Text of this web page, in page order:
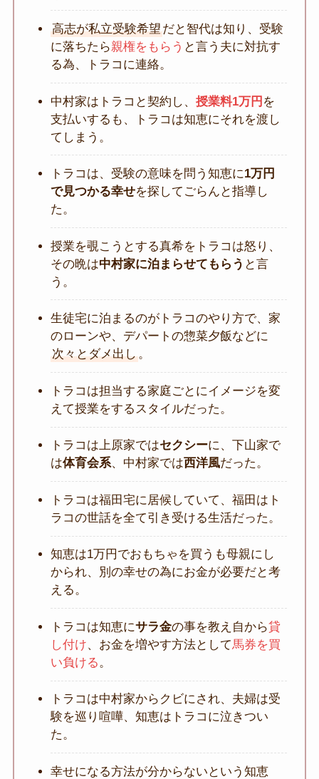
高志が私立受験希望だと智代は知り、受験
に落ちたら親権をもらう と言う夫に対抗す
る為、トラコに連絡。
中村家はトラコと契約し、 授業料1万円 を
支払いするも、トラコは知恵にそれを渡し
てしまう。
トラコは、受験の意味を問う知恵に1万円
で見つかる幸せを探してごらんと指導し
た。
授業を覗こうとする真希をトラコは怒り、
その晩は中村家に泊まらせてもらう と言
う。
生徒宅に泊まるのがトラコのやり方で、家
のローンや、デパートの惣菜夕飯などに
次々とダメ出し。
トラコは担当する家庭ごとにイメージを変
えて授業をするスタイルだった。
トラコは上原家ではセクシーに、下山家で
は体育会系、中村家では西洋風だった。
トラコは福田宅に居候していて、福田はト
ラコの世話を全て引き受ける生活だった。
知恵は1万円でおもちゃを買うも母親にし
かられ、別の幸せの為にお金が必要だと考
える。
トラコは知恵にサラ金の事を教え自から貸
し付け、お金を増やす方法として馬券を買
い負ける。
トラコは中村家からクビにされ、夫婦は受
験を巡り喧嘩、知恵はトラコに泣きつい
た。
幸せになる方法が分からないという知恵